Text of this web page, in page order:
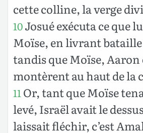
cette colline, la verge
10Josué exécuta ce que
Moïse, en livrant
tandis que Moïse,
montèrent au haut de la
11 Or, tant que Moïse
levé, Israël avait le
laissait fléchir, c’est